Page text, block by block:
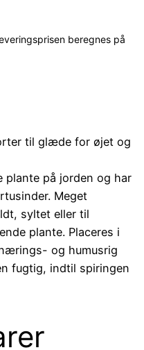
beregnes på
til glæde for øjet og
på jorden og har
Meget
syltet eller til
plante. Placeres i
og humusrig
fugtig, indtil spiringen